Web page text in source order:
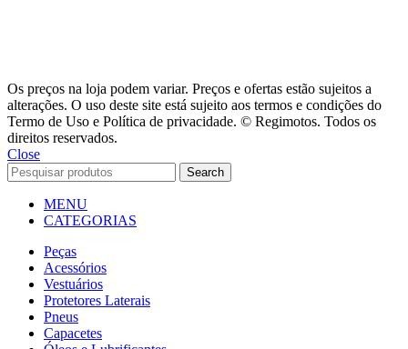
Os preços na loja podem variar. Preços e ofertas estão sujeitos a
alterações. O uso deste site está sujeito aos termos e condições do
Termo de Uso e Política de privacidade. © Regimotos. Todos os
direitos reservados.
Close
Search
MENU
CATEGORIAS
Peças
Acessórios
Vestuários
Protetores Laterais
Pneus
Capacetes